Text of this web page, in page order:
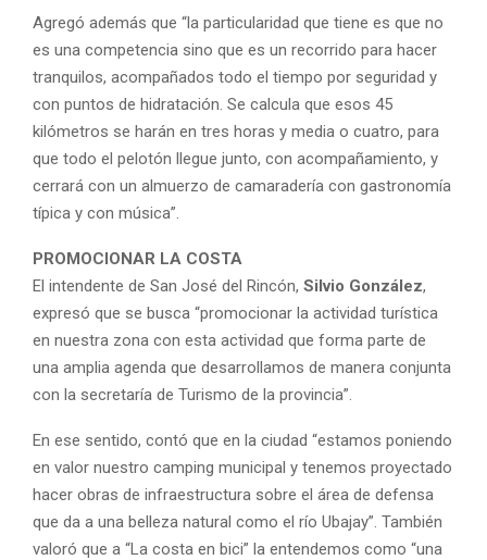
Agregó además que “la particularidad que tiene es que no
es una competencia sino que es un recorrido para hacer
tranquilos, acompañados todo el tiempo por seguridad y
con puntos de hidratación. Se calcula que esos 45
kilómetros se harán en tres horas y media o cuatro, para
que todo el pelotón llegue junto, con acompañamiento, y
cerrará con un almuerzo de camaradería con gastronomía
típica y con música”.
PROMOCIONAR LA COSTA
El intendente de San José del Rincón, Silvio González,
expresó que se busca “promocionar la actividad turística
en nuestra zona con esta actividad que forma parte de
una amplia agenda que desarrollamos de manera conjunta
con la secretaría de Turismo de la provincia”.
En ese sentido, contó que en la ciudad “estamos poniendo
en valor nuestro camping municipal y tenemos proyectado
hacer obras de infraestructura sobre el área de defensa
que da a una belleza natural como el río Ubajay”. También
valoró que a “La costa en bici” la entendemos como “una